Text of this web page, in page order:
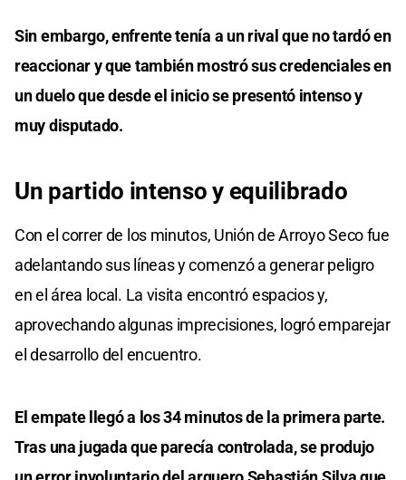
Sin embargo, enfrente tenía a un rival que no tardó en
reaccionar y que también mostró sus credenciales en
un duelo que desde el inicio se presentó intenso y
muy disputado.
Un partido intenso y equilibrado
Con el correr de los minutos, Unión de Arroyo Seco fue
adelantando sus líneas y comenzó a generar peligro
en el área local. La visita encontró espacios y,
aprovechando algunas imprecisiones, logró emparejar
el desarrollo del encuentro.
El empate llegó a los 34 minutos de la primera parte.
Tras una jugada que parecía controlada, se produjo